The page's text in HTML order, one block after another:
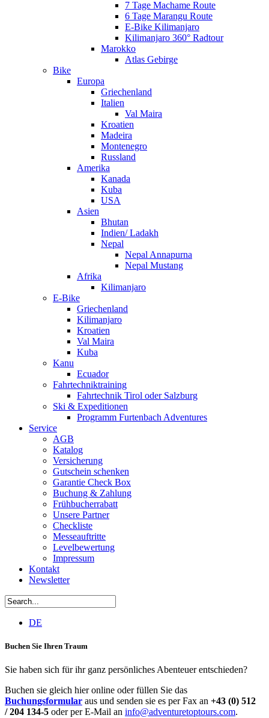
7 Tage Machame Route
6 Tage Marangu Route
E-Bike Kilimanjaro
Kilimanjaro 360° Radtour
Marokko
Atlas Gebirge
Bike
Europa
Griechenland
Italien
Val Maira
Kroatien
Madeira
Montenegro
Russland
Amerika
Kanada
Kuba
USA
Asien
Bhutan
Indien/ Ladakh
Nepal
Nepal Annapurna
Nepal Mustang
Afrika
Kilimanjaro
E-Bike
Griechenland
Kilimanjaro
Kroatien
Val Maira
Kuba
Kanu
Ecuador
Fahrtechniktraining
Fahrtechnik Tirol oder Salzburg
Ski & Expeditionen
Programm Furtenbach Adventures
Service
AGB
Katalog
Versicherung
Gutschein schenken
Garantie Check Box
Buchung & Zahlung
Frühbucherrabatt
Unsere Partner
Checkliste
Messeauftritte
Levelbewertung
Impressum
Kontakt
Newsletter
DE
Buchen Sie Ihren Traum
Sie haben sich für ihr ganz persönliches Abenteuer entschieden?
Buchen sie gleich hier online oder füllen Sie das
Buchungsformular aus und senden sie es per Fax an +43 (0) 512
/ 204 134-5 oder per E-Mail an info@adventuretoptours.com.